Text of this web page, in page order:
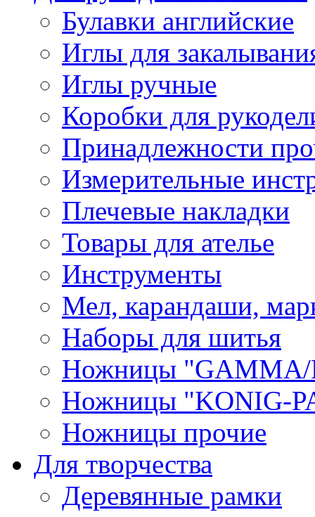
Булавки английские
Иглы для
Иглы ручные
Коробки для
Принадлежности
Измерительные
Плечевые накладки
Товары для ателье
Инструменты
Мел, карандаши,
Наборы для шитья
Ножницы "GAMMA/
Ножницы "KONIG-
Ножницы прочие
Для творчества
Деревянные рамки